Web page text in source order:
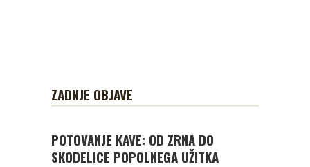
ZADNJE OBJAVE
POTOVANJE KAVE: OD ZRNA DO
SKODELICE POPOLNEGA UŽITKA